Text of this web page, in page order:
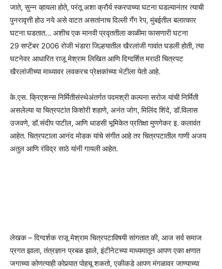
जाते, सुन्न व्हायला होते, परंतू अशा क्रौर्य स्करपाच्या घटना घडल्यानंतर त्याची
पुनरावृत्ती होउ नये असे वाटत असतांनाच दिल्ली गँग रेप, मुंबईतील बलात्कार
घटना घडतात… अशीच एक मानवी प्रवृततीला काळीमा फासणारी घटना
29 सप्टेंबर 2006 रोजी भंडारा जिल्हयातील खैरलांजी गावांत घडली होती, त्या
घटनेवर आधारित राजू मेश्राम लिखित आणि दिग्दर्शित मराठी चित्रपट
खैरलांजीच्या माथ्यावर लवकरच प्रेक्षकांच्या भेटीला येतो आहे.
के.एस. क्रिएशन्स निर्मितीसंस्थेअंतर्गत पदमश्री कल्पना सरोज यांची निर्मिती
असलेल्या या चित्रपटांत किशोरी शहाणे, अनंत जोग, मिलिंद शिंदे, डॉ.विलास
उजवणे, डॉ.संदीप पाटील, आणि धाडसी भूमिकेत प्रतिक्षा मुणगेकर इ. कलावंत
आहेत. चित्रपटाला आनंद मोडक यांचे संगीत आहे तर चित्रपटातील गाणी अजय
अतुल आणि रंविद्र साठे यांनी गायली आहेत.
लेखक – दिग्दर्शक राजू मेश्राम चित्रपटाविषयी सांगतात की, आज सर्व समाज
प्रगत झाला, तंत्रज्ञान प्रबळ झाले, इंटीनेटच्या माध्यमातून आपण एका क्षणात
जगाच्या कोणत्याही कोपर्‍यात पोहचू शकतो, एकीकडे आपण मंगळावर जाण्याच्या